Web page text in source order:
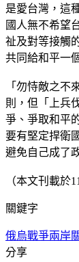
是愛台灣，這
國人無不希望
祉及對等接觸
共同給和平一
「勿恃敵之不
則，但「上兵
爭、爭取和平
要有堅定捍衛
避免自己成了
（本文刊載於
關鍵字
俄烏戰爭兩岸
分享